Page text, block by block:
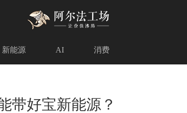
新能源 AI 消费
带好宝新能源？